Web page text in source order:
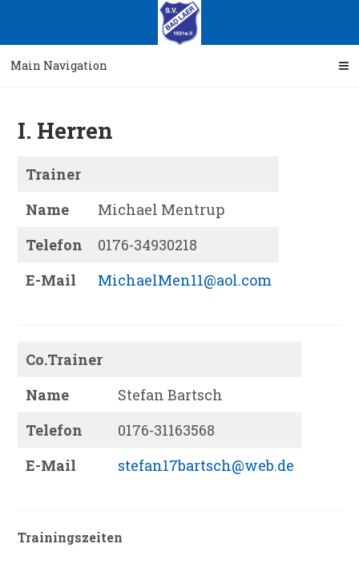
navigation
content
Main Navigation
I. Herren
Trainer
Name
Michael Mentrup
Telefon
0176-34930218
E-Mail
MichaelMen11@aol.com
Co.Trainer
Name
Stefan Bartsch
Telefon
0176-31163568
E-Mail
stefan17bartsch@web.de
Trainingszeiten